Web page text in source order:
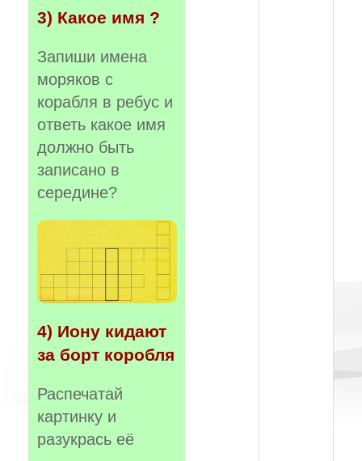
3) Какое имя ?
Запиши имена
моряков с
корабля в ребус и
ответь какое имя
должно быть
записано в
середине?
4) Иону кидают
за борт коробля
Распечатай
картинку и
разукрась её